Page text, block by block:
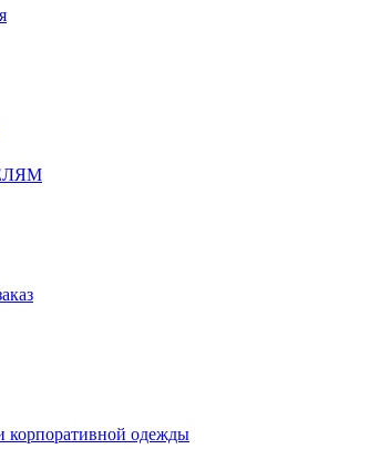
корпоративной одежды